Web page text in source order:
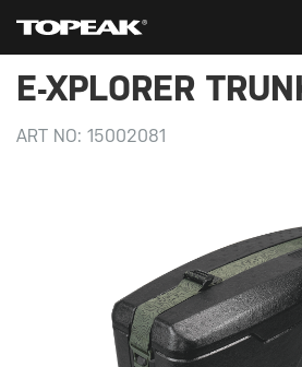
E-XPLORER
ART NO: 15002081